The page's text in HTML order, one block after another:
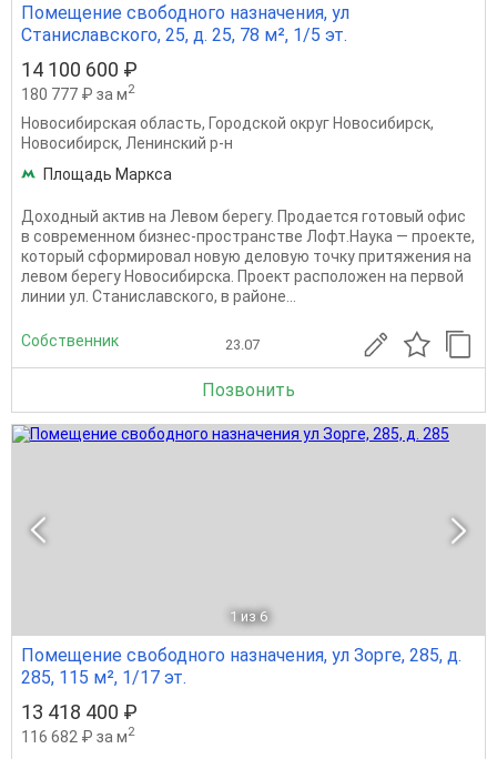
Помещение свободного назначения, ул
Станиславского, 25, д. 25, 78 м², 1/5 эт.
14 100 600 ₽
180 777 ₽ за м2
Новосибирская область, Городской округ Новосибирск,
Новосибирск, Ленинский р-н
Площадь Маркса
Доходный актив на Левом берегу. Продается готовый офис
в современном бизнес-пространстве Лофт.Наука — проекте,
который сформировал новую деловую точку притяжения на
левом берегу Новосибирска. Проект расположен на первой
линии ул. Станиславского, в районе...
Собственник 23.07
Позвонить
1 из 6
Помещение свободного назначения, ул Зорге, 285, д.
285, 115 м², 1/17 эт.
13 418 400 ₽
116 682 ₽ за м2